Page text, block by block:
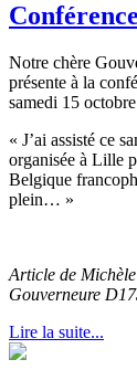
Notre chère
présente à la
samedi 15
« J’ai assisté ce
organisée à Lille
Belgique
plein… »
Article de
Gouverneure
Lire la suite...